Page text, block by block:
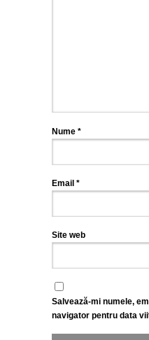
Nume *
Email *
Site web
Salvează-mi numele,
navigator pentru data